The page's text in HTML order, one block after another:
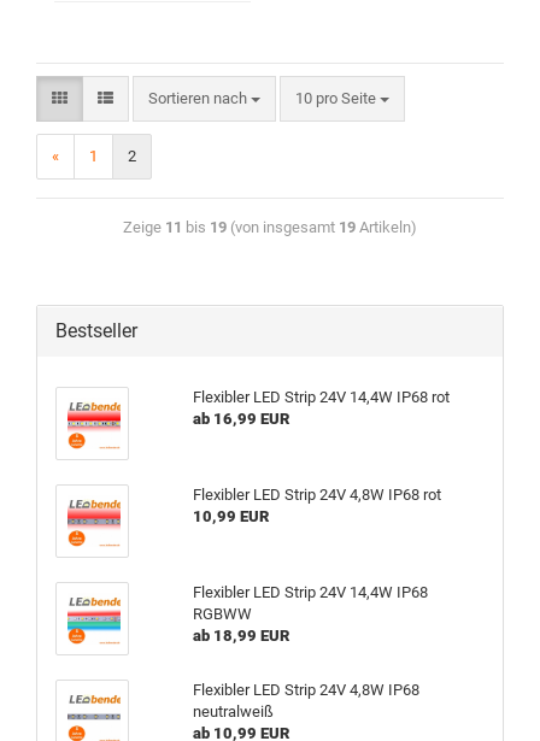
Sortieren nach 10 pro Seite
« 1 2
Zeige 11 bis 19 (von insgesamt 19 Artikeln)
Bestseller
Flexibler LED Strip 24V 14,4W IP68 rot
ab 16,99 EUR
Flexibler LED Strip 24V 4,8W IP68 rot
10,99 EUR
Flexibler LED Strip 24V 14,4W IP68
RGBWW
ab 18,99 EUR
Flexibler LED Strip 24V 4,8W IP68
neutralweiß
ab 10,99 EUR